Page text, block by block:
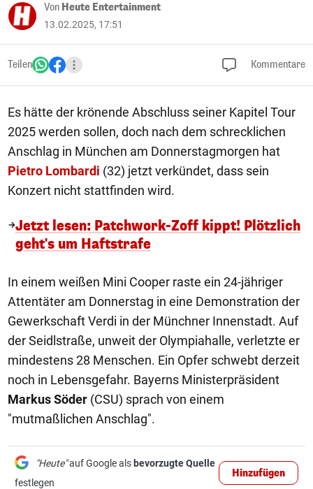
Von Heute Entertainment
13.02.2025, 17:51
Teilen Kommentare
Es hätte der krönende Abschluss seiner Kapitel Tour
2025 werden sollen, doch nach dem schrecklichen
Anschlag in München am Donnerstagmorgen hat
Pietro Lombardi (32) jetzt verkündet, dass sein
Konzert nicht stattfinden wird.
Jetzt lesen: Patchwork-Zoff kippt! Plötzlich
geht's um Haftstrafe
In einem weißen Mini Cooper raste ein 24-jähriger
Attentäter am Donnerstag in eine Demonstration der
Gewerkschaft Verdi in der Münchner Innenstadt. Auf
der Seidlstraße, unweit der Olympiahalle, verletzte er
mindestens 28 Menschen. Ein Opfer schwebt derzeit
noch in Lebensgefahr. Bayerns Ministerpräsident
Markus Söder (CSU) sprach von einem
"mutmaßlichen Anschlag".
"Heute"auf Google als bevorzugte Quelle
festlegen
Hinzufügen